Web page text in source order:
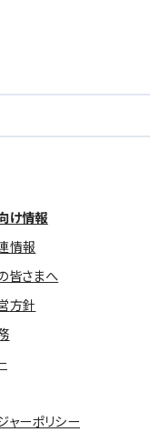
け情報
情報
皆さまへ
方針
ャーポリシー